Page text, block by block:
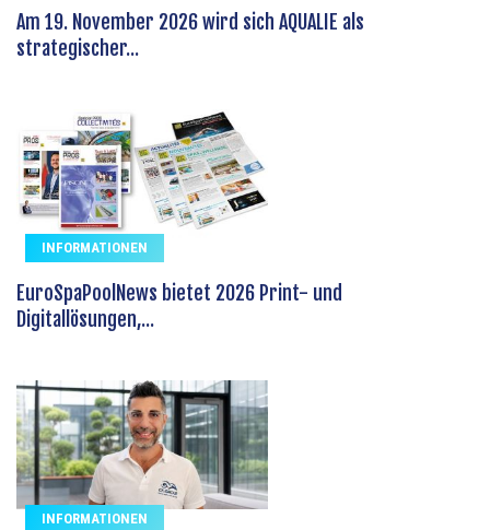
Am 19. November 2026 wird sich AQUALIE als
strategischer...
INFORMATIONEN
EuroSpaPoolNews bietet 2026 Print- und
Digitallösungen,...
INFORMATIONEN